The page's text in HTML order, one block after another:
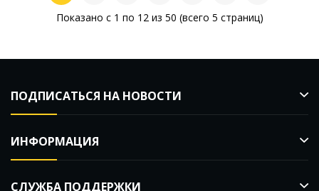
Показано с 1 по 12 из 50 (всего 5 страниц)
ПОДПИСАТЬСЯ НА НОВОСТИ
ИНФОРМАЦИЯ
СЛУЖБА ПОДДЕРЖКИ